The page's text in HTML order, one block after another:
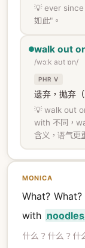
💡 ever since
如此"。
walk out
/wɔːk aʊt ɒn/
PHR V
遗弃，抛弃
💡 walk out
with 不同，
含义，语气更
MONICA
What?
with noodles
什么？什么？什